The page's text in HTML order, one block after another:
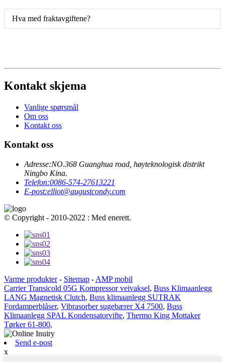
Hva med fraktavgiftene?
Kontakt skjema
Vanlige spørsmål
Om oss
Kontakt oss
Kontakt oss
Adresse:NO.368 Guanghua road, høyteknologisk distrikt
Ningbo Kina.
Telefon:0086-574-27613221
E-post:elliot@augustcondy.com
© Copyright - 2010-2022 : Med enerett.
Varme produkter- Sitemap - AMP mobil
Carrier Transicold 05G Kompressor veivaksel, Buss Klimaanlegg
LANG Magnetisk Clutch, Buss klimaanlegg SUTRAK
Fordamperblåser, Vibrasorber sugebærer X4 7500, Buss
Klimaanlegg SPAL Kondensatorvifte, Thermo King Mottaker
Tørker 61-800,
Send e-post
x